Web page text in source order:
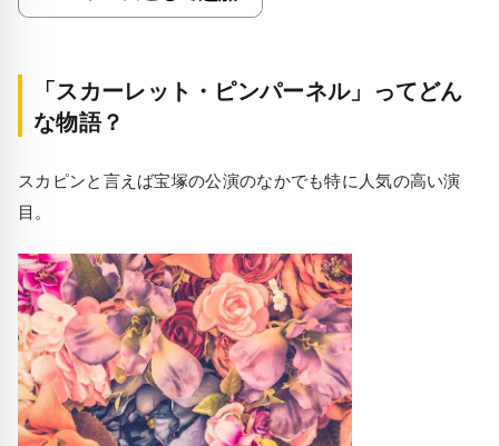
「スカーレット・ピンパーネル」ってどん
な物語？
スカピンと言えば宝塚の公演のなかでも特に人気の高い演
目。